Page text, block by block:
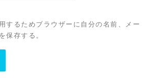
するためブラウザーに自分の名前、メー
保存する。